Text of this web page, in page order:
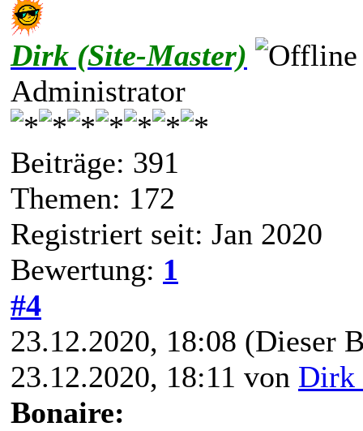
Dirk (Site-Master)
Administrator
Beiträge: 391
Themen: 172
Registriert seit: Jan 2020
Bewertung: 1
#4
23.12.2020, 18:08 (Dieser
23.12.2020, 18:11 von Dirk
Bonaire: